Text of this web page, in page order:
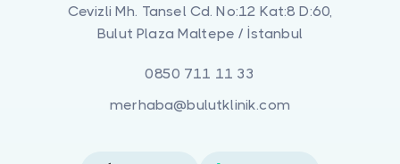
Cevizli Mh. Tansel Cd. No:12 Kat:8 D:60,
Bulut Plaza Maltepe / İstanbul
0850 711 11 33
merhaba@bulutklinik.com